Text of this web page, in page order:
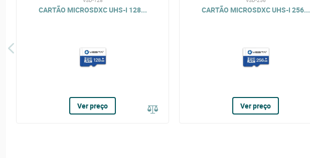
CARTÃO MICROSDXC UHS-I 128...
Ver preço
CARTÃO MICROSDXC UHS-I 256...
Ver preço